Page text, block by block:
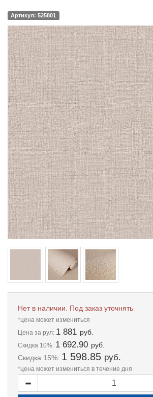
Артикул: 525801
Нет в наличии. Под заказ уточнять
*цена может измениться
Цена за рул: 1 881 руб.
Скидка 10%: 1 692.90 руб.
Скидка 15%: 1 598.85 руб.
*цена может измениться в течение дня